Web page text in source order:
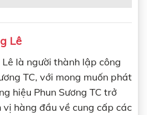
tưới nhỏ giọt bị tắc
hạn chế tình trạng đầu
Lê
Lê là người thành lập công
TC, với mong muốn phát
hiệu Phun Sương TC trở
vị hàng đầu về cung cấp các